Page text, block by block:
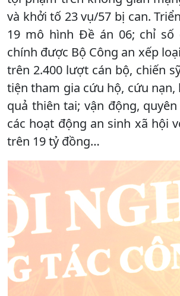
và khởi tố 23 vụ/57 bị can.
19 mô hình Đề án 06; chỉ số
chính được Bộ Công an xếp
trên 2.400 lượt cán bộ, chiến
tiện tham gia cứu hộ, cứu nạn,
quả thiên tai; vận động,
các hoạt động an sinh xã hội
trên 19 tỷ đồng…